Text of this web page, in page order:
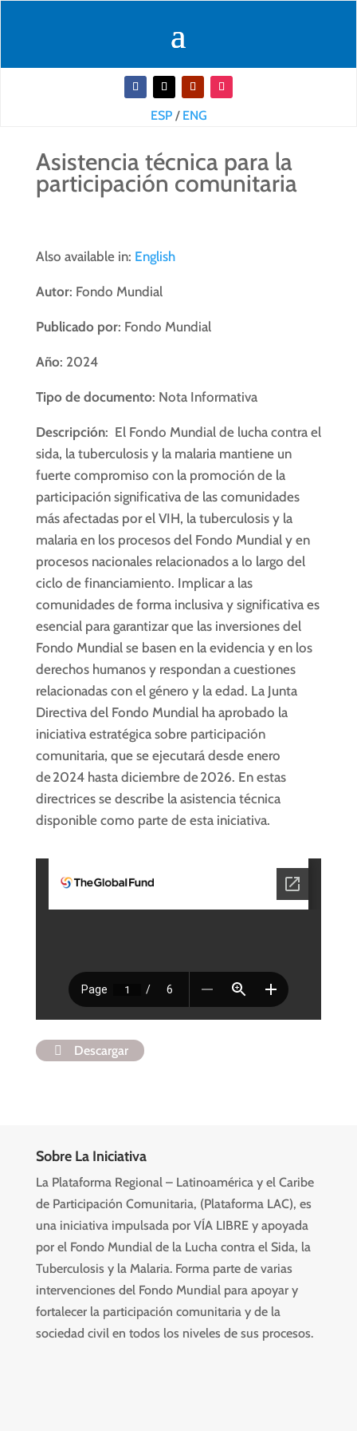
ESP/ ENG
Asistencia técnica para la
participación comunitaria
Also available in: English
Autor: Fondo Mundial
Publicado por: Fondo Mundial
Año: 2024
Tipo de documento: Nota Informativa
Descripción: El Fondo Mundial de lucha contra el
sida, la tuberculosis y la malaria mantiene un
fuerte compromiso con la promoción de la
participación significativa de las comunidades
más afectadas por el VIH, la tuberculosis y la
malaria en los procesos del Fondo Mundial y en
procesos nacionales relacionados a lo largo del
ciclo de financiamiento. Implicar a las
comunidades de forma inclusiva y significativa es
esencial para garantizar que las inversiones del
Fondo Mundial se basen en la evidencia y en los
derechos humanos y respondan a cuestiones
relacionadas con el género y la edad. La Junta
Directiva del Fondo Mundial ha aprobado la
iniciativa estratégica sobre participación
comunitaria, que se ejecutará desde enero
de 2024 hasta diciembre de 2026. En estas
directrices se describe la asistencia técnica
disponible como parte de esta iniciativa.
Descargar
Sobre La Iniciativa
La Plataforma Regional – Latinoamérica y el Caribe
de Participación Comunitaria, (Plataforma LAC), es
una iniciativa impulsada por VÍA LIBRE y apoyada
por el Fondo Mundial de la Lucha contra el Sida, la
Tuberculosis y la Malaria. Forma parte de varias
intervenciones del Fondo Mundial para apoyar y
fortalecer la participación comunitaria y de la
sociedad civil en todos los niveles de sus procesos.